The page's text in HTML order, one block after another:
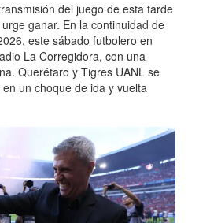
del juego de esta tarde
ganar. En la continuidad de
este sábado futbolero en
La Corregidora, con una
Querétaro y Tigres UANL se
un choque de ida y vuelta